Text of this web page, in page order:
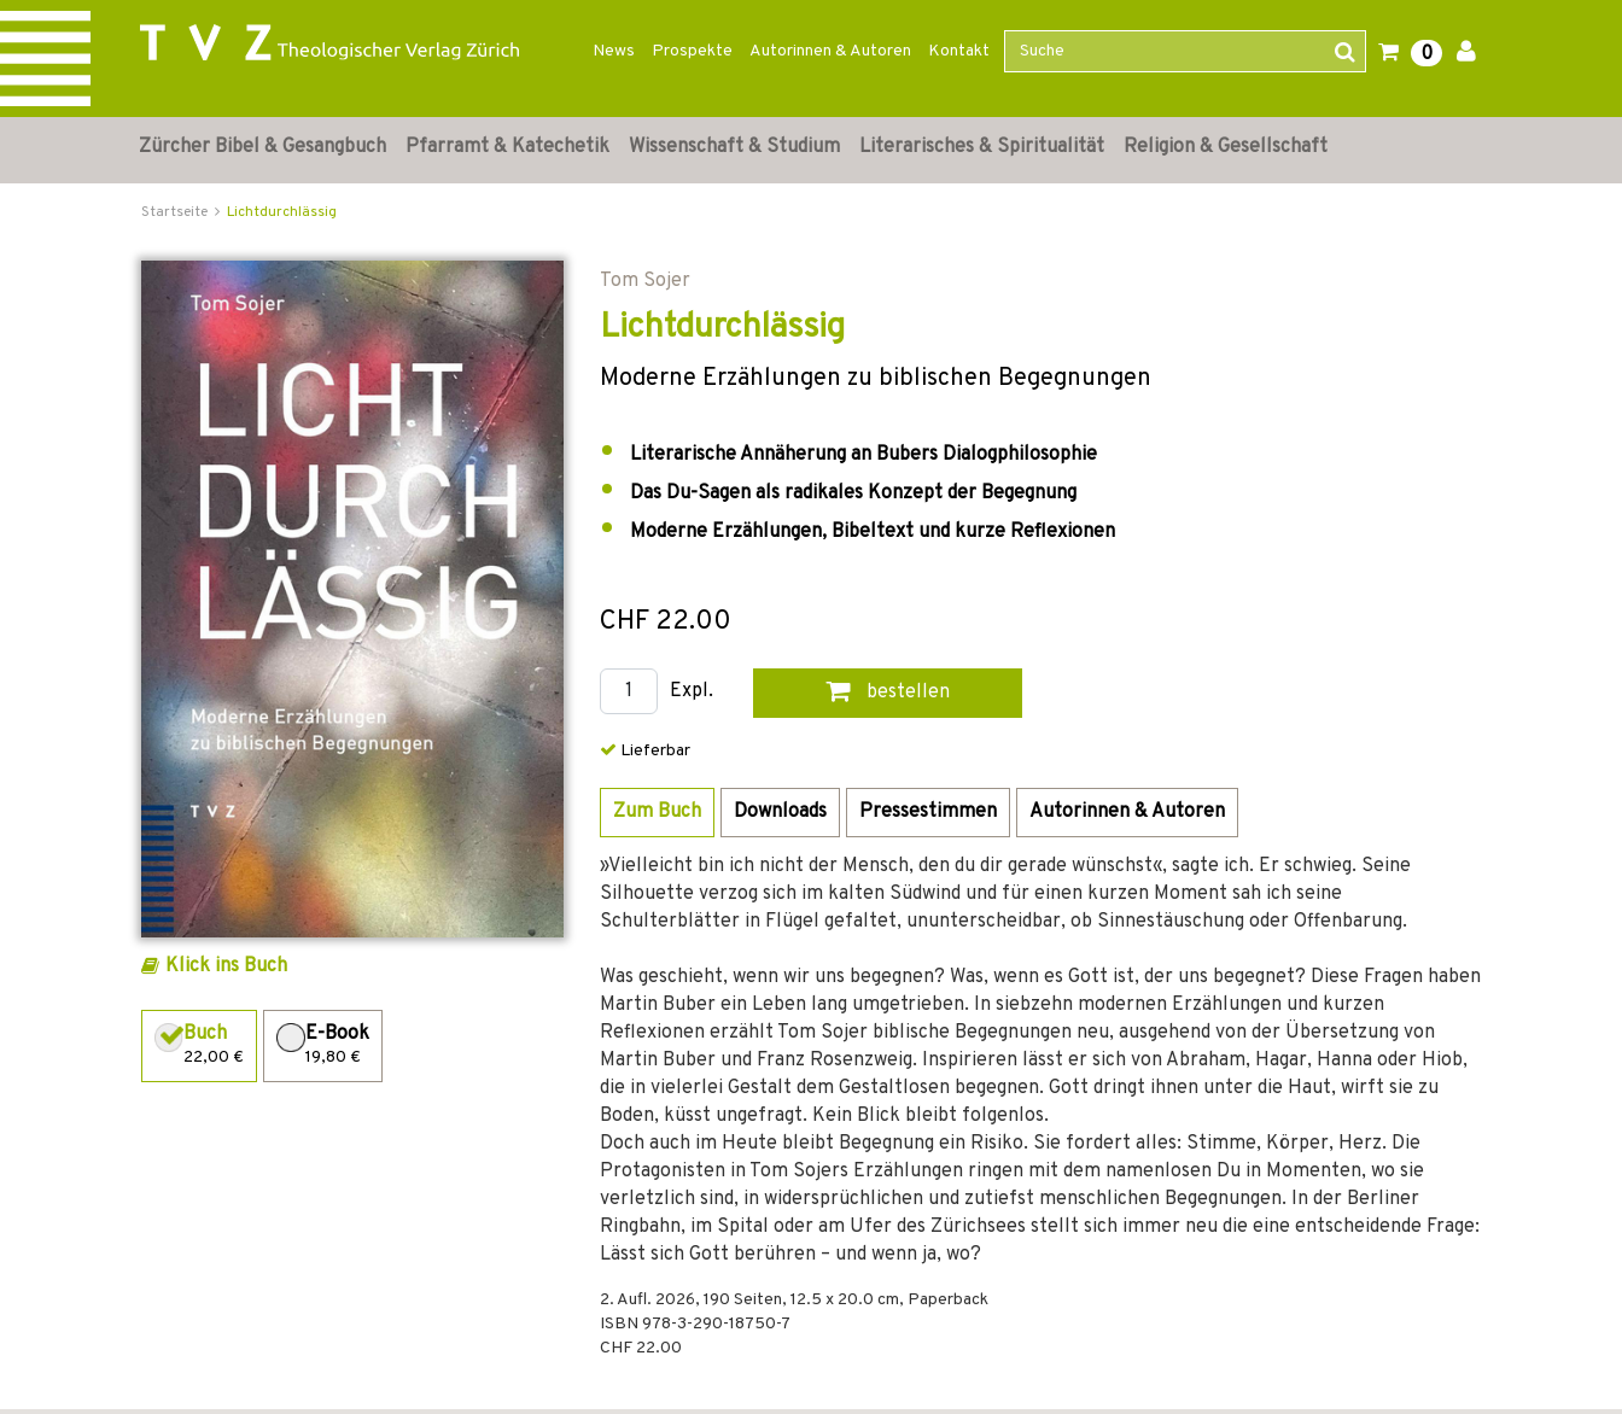
News Prospekte Autorinnen & Autoren Kontakt 0
Zürcher Bibel & Gesangbuch Pfarramt & Katechetik Wissenschaft & Studium Literarisches & Spiritualität Religion & Gesellschaft
Startseite Lichtdurchlässig
Klick ins Buch
Buch
22,00 €
E-Book
19,80 €
Tom Sojer
Lichtdurchlässig
Moderne Erzählungen zu biblischen Begegnungen
Literarische Annäherung an Bubers Dialogphilosophie
Das Du-Sagen als radikales Konzept der Begegnung
Moderne Erzählungen, Bibeltext und kurze Reflexionen
CHF 22.00
Expl. bestellen
Lieferbar
Zum Buch Downloads Pressestimmen Autorinnen & Autoren
»Vielleicht bin ich nicht der Mensch, den du dir gerade wünschst«, sagte ich. Er schwieg. Seine
Silhouette verzog sich im kalten Südwind und für einen kurzen Moment sah ich seine
Schulterblätter in Flügel gefaltet, ununterscheidbar, ob Sinnestäuschung oder Offenbarung.
Was geschieht, wenn wir uns begegnen? Was, wenn es Gott ist, der uns begegnet? Diese Fragen haben
Martin Buber ein Leben lang umgetrieben. In siebzehn modernen Erzählungen und kurzen
Reflexionen erzählt Tom Sojer biblische Begegnungen neu, ausgehend von der Übersetzung von
Martin Buber und Franz Rosenzweig. Inspirieren lässt er sich von Abraham, Hagar, Hanna oder Hiob,
die in vielerlei Gestalt dem Gestaltlosen begegnen. Gott dringt ihnen unter die Haut, wirft sie zu
Boden, küsst ungefragt. Kein Blick bleibt folgenlos.
Doch auch im Heute bleibt Begegnung ein Risiko. Sie fordert alles: Stimme, Körper, Herz. Die
Protagonisten in Tom Sojers Erzählungen ringen mit dem namenlosen Du in Momenten, wo sie
verletzlich sind, in widersprüchlichen und zutiefst menschlichen Begegnungen. In der Berliner
Ringbahn, im Spital oder am Ufer des Zürichsees stellt sich immer neu die eine entscheidende Frage:
Lässt sich Gott berühren – und wenn ja, wo?
2. Aufl. 2026, 190 Seiten, 12.5 x 20.0 cm, Paperback
ISBN 978-3-290-18750-7
CHF 22.00